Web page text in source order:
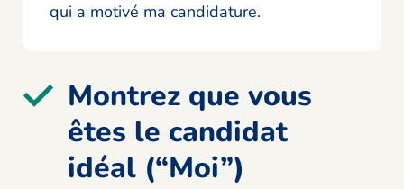
qui a motivé ma candidature.
Montrez que vous
êtes le candidat
idéal (“Moi”)